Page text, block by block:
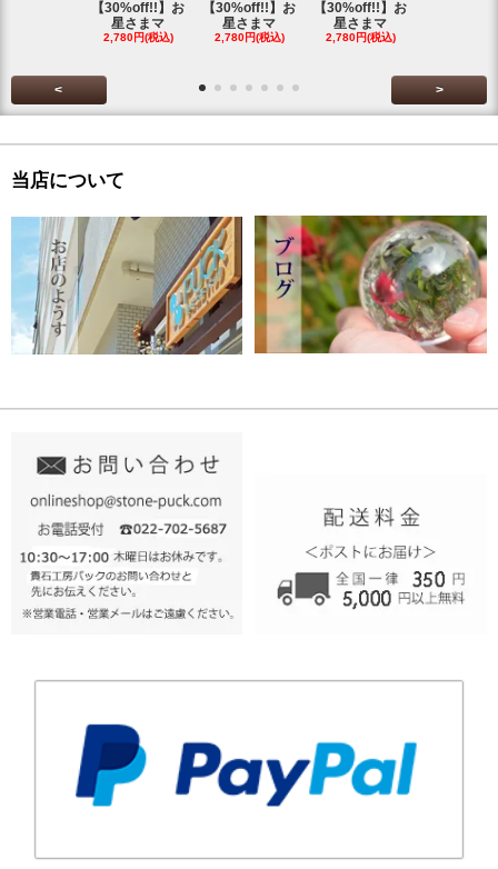
【30%off!!】お
星さまマ
2,780円(税込)
【30%off!!】お
星さまマ
2,780円(税込)
【30%off!!】お
星さまマ
2,780円(税込)
< >
当店について